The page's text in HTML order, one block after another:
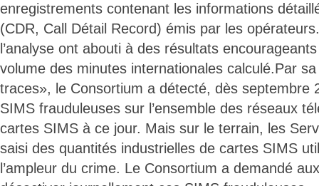
enregistrements contenant les informations
(CDR, Call Détail Record) émis par les
l’analyse ont abouti à des résultats
volume des minutes internationales calculé.Par sa
traces», le Consortium a détecté, dès septembre
SIMS frauduleuses sur l’ensemble des réseaux
cartes SIMS à ce jour. Mais sur le terrain, les
saisi des quantités industrielles de cartes SIMS
l’ampleur du crime. Le Consortium a demandé